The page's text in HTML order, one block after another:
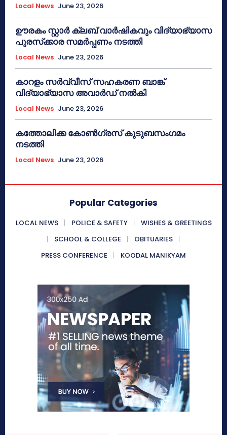
Local News June 23, 2026
ഊരകം സ്റ്റാർ ക്ലബ് വാർഷികവും വിദ്യാഭ്യാസ
പുരസ്‌ക്കാര സമർപ്പണം നടത്തി
Local News June 23, 2026
കാറളം സർവ്വീസ് സഹകരണ ബാങ്ക്
വിദ്യാഭ്യാസ അവാർഡ് നൽകി
Local News June 23, 2026
കത്തോലിക്ക കോൺഗ്രസ് കുടുബസംഗമം
നടത്തി
Local News June 23, 2026
Popular Categories
LOCAL NEWS POLICE & SAFETY
WISHES & GREETINGS
SCHOOL & COLLEGE
OBITUARIES
PRESS CONFERENCE
KOODAL MANIKYAM